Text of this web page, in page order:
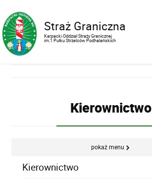
Straż Graniczna
Karpacki Oddział Straży Granicznej
im.1 Pułku Strzelców Podhalańskich
Kierownictwo
pokaż menu
Kierownictwo